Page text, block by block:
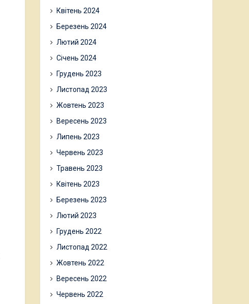
Квітень 2024
Березень 2024
Лютий 2024
Січень 2024
Грудень 2023
Листопад 2023
Жовтень 2023
Вересень 2023
Липень 2023
Червень 2023
Травень 2023
Квітень 2023
Березень 2023
Лютий 2023
Грудень 2022
Листопад 2022
Жовтень 2022
Вересень 2022
Червень 2022